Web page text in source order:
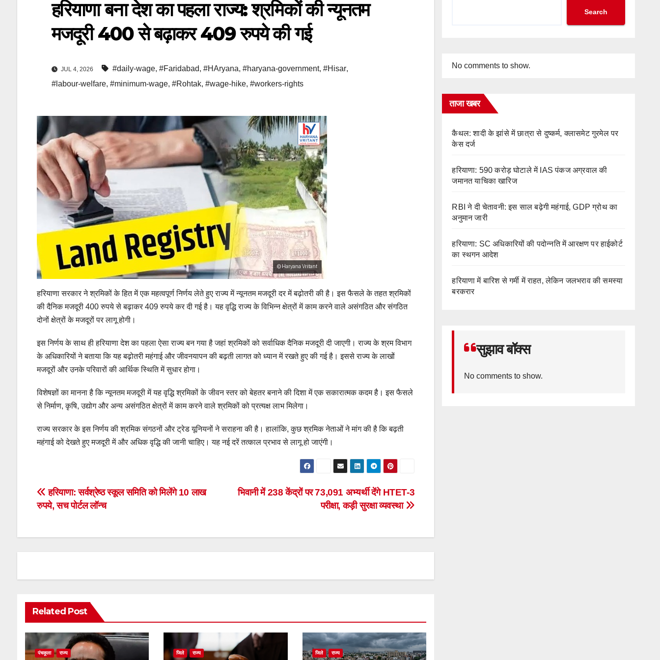
हरियाणा बना देश का पहला राज्य: श्रमिकों की न्यूनतम
मजदूरी 400 से बढ़ाकर 409 रुपये की गई
JUL 4, 2026 #daily-wage, #Faridabad, #HAryana, #haryana-government, #Hisar,
#labour-welfare, #minimum-wage, #Rohtak, #wage-hike, #workers-rights
हरियाणा सरकार ने श्रमिकों के हित में एक महत्वपूर्ण निर्णय लेते हुए राज्य में न्यूनतम मजदूरी दर में बढ़ोतरी की है। इस फैसले के तहत श्रमिकों
की दैनिक मजदूरी 400 रुपये से बढ़ाकर 409 रुपये कर दी गई है। यह वृद्धि राज्य के विभिन्न क्षेत्रों में काम करने वाले असंगठित और संगठित
दोनों क्षेत्रों के मजदूरों पर लागू होगी।
इस निर्णय के साथ ही हरियाणा देश का पहला ऐसा राज्य बन गया है जहां श्रमिकों को सर्वाधिक दैनिक मजदूरी दी जाएगी। राज्य के श्रम विभाग
के अधिकारियों ने बताया कि यह बढ़ोतरी महंगाई और जीवनयापन की बढ़ती लागत को ध्यान में रखते हुए की गई है। इससे राज्य के लाखों
मजदूरों और उनके परिवारों की आर्थिक स्थिति में सुधार होगा।
विशेषज्ञों का मानना है कि न्यूनतम मजदूरी में यह वृद्धि श्रमिकों के जीवन स्तर को बेहतर बनाने की दिशा में एक सकारात्मक कदम है। इस फैसले
से निर्माण, कृषि, उद्योग और अन्य असंगठित क्षेत्रों में काम करने वाले श्रमिकों को प्रत्यक्ष लाभ मिलेगा।
राज्य सरकार के इस निर्णय की श्रमिक संगठनों और ट्रेड यूनियनों ने सराहना की है। हालांकि, कुछ श्रमिक नेताओं ने मांग की है कि बढ़ती
महंगाई को देखते हुए मजदूरी में और अधिक वृद्धि की जानी चाहिए। यह नई दरें तत्काल प्रभाव से लागू हो जाएंगी।
Post
navigation
भिवानी में 238 केंद्रों पर 73,091 अभ्यर्थी देंगे HTET-3
परीक्षा, कड़ी सुरक्षा व्यवस्था
हरियाणा: सर्वश्रेष्ठ स्कूल समिति को मिलेंगे 10 लाख
रुपये, सच पोर्टल लॉन्च
Related Post
पंचकूला राज्य जिले राज्य जिले राज्य
Search
No comments to show.
ताजा खबर
कैथल: शादी के झांसे में छात्रा से दुष्कर्म, क्लासमेट गुरमेल पर
केस दर्ज
हरियाणा: 590 करोड़ घोटाले में IAS पंकज अग्रवाल की
जमानत याचिका खारिज
RBI ने दी चेतावनी: इस साल बढ़ेगी महंगाई, GDP ग्रोथ का
अनुमान जारी
हरियाणा: SC अधिकारियों की पदोन्नति में आरक्षण पर हाईकोर्ट
का स्थगन आदेश
हरियाणा में बारिश से गर्मी में राहत, लेकिन जलभराव की समस्या
बरकरार
सुझाव बॉक्स
No comments to show.